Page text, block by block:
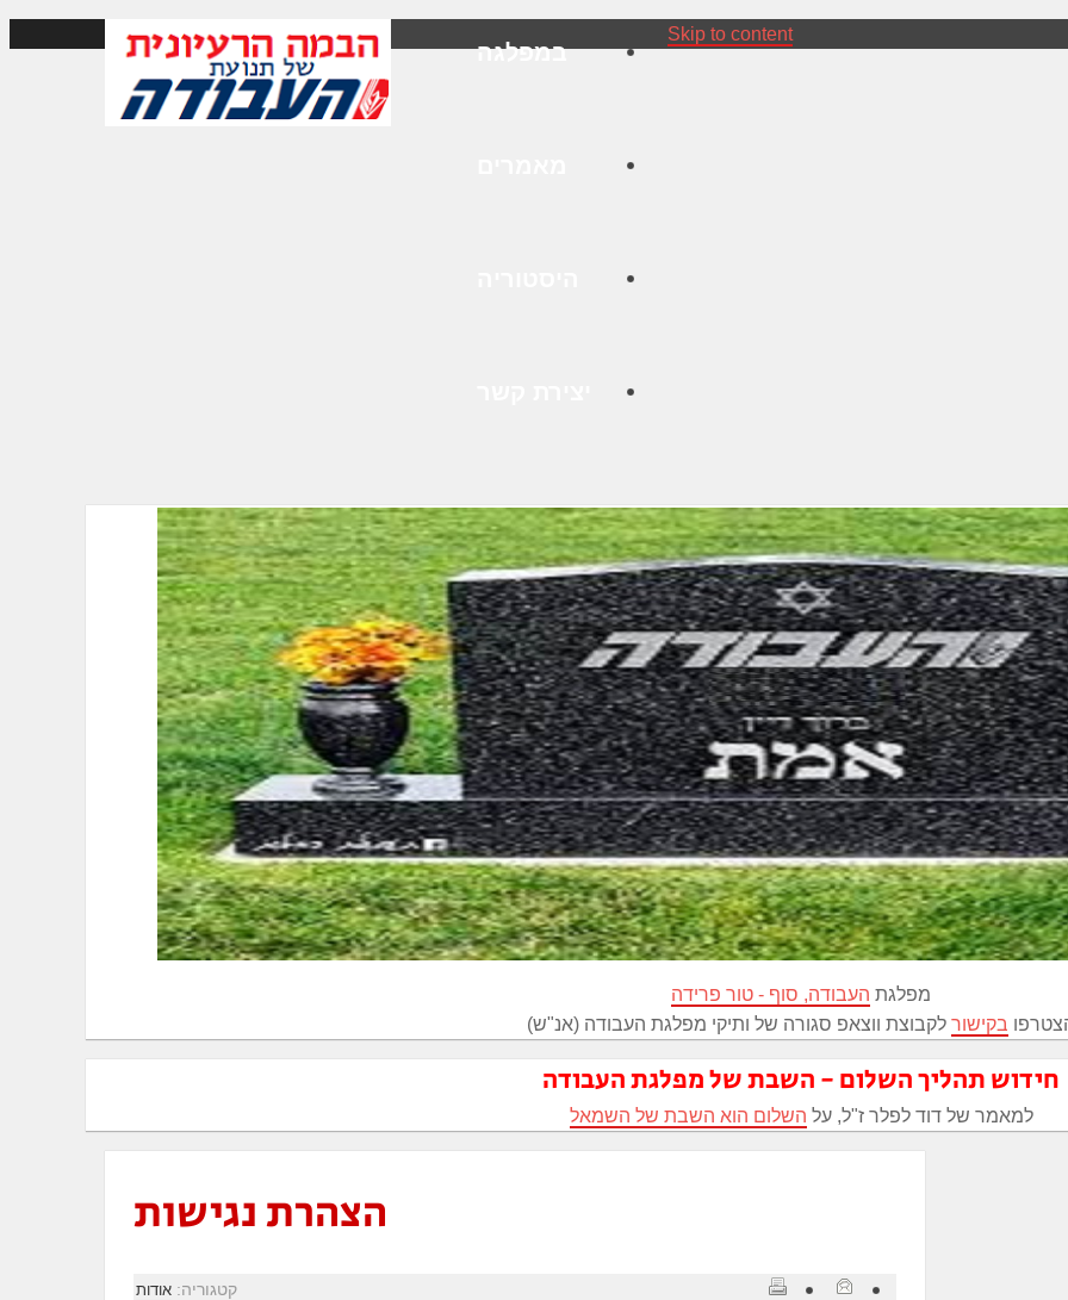
במפלגה
Skip to content
מפלגת העבודה, סוף - טור פרידה
בקישור לקבוצת ווצאפ סגורה של ותיקי מפלגת העבודה (אנ"ש)
חידוש תהליך השלום - השבת של מפלגת העבודה
למאמר של דוד לפלר ז"ל, על השלום הוא השבת של השמאל
הצהרת נגישות
קטגוריה: אודות